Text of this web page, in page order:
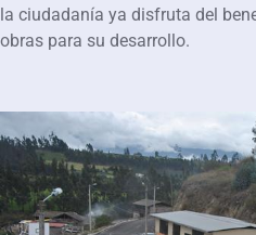
la ciudadanía ya disfruta del
obras para su desarrollo.